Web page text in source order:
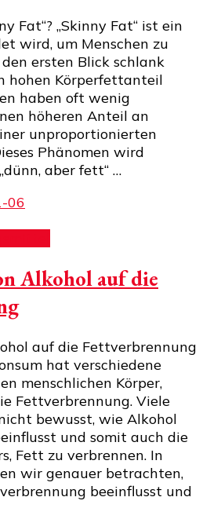
Fat“? „Skinny Fat“ ist ein
wird, um Menschen zu
ersten Blick schlank
hohen Körperfettanteil
haben oft wenig
höheren Anteil an
unproportionierten
Phänomen wird
aber fett“ …
06
Alkohol auf die
auf die Fettverbrennung
hat verschiedene
menschlichen Körper,
Fettverbrennung. Viele
bewusst, wie Alkohol
und somit auch die
Fett zu verbrennen. In
wir genauer betrachten,
beeinflusst und